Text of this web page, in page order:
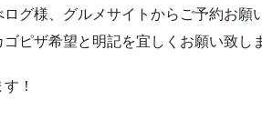
グ様、グルメサイトからご予約お願
ピザ希望と明記を宜しくお願い致し
！